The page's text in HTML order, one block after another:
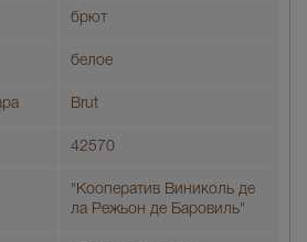
брют
белое
Brut
42570
"Кооператив Виниколь де
ла Режьон де Баровиль"